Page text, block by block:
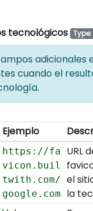
tecnológicos
adicionales
cuando el
Ejemplo
https://fa
vicon.buil
twith.com/
google.com
URL
el
la